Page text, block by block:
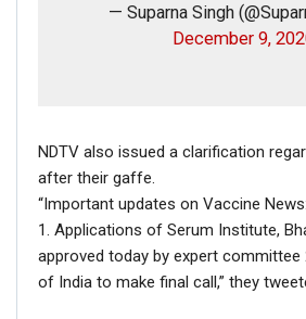
— Suparna Singh
December 9,
NDTV also issued a clarification
after their gaffe.
“Important updates on Vaccine News:
1. Applications of Serum Institute,
approved today by expert committee
of India to make final call,” they